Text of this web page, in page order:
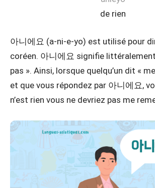
de rien
아니에요 (a-ni-e-yo) est utilisé pour
coréen. 아니에요 signifie littéralement
pas ». Ainsi, lorsque quelqu’un dit «
et que vous répondez par 아니에요,
n’est rien vous ne devriez pas me